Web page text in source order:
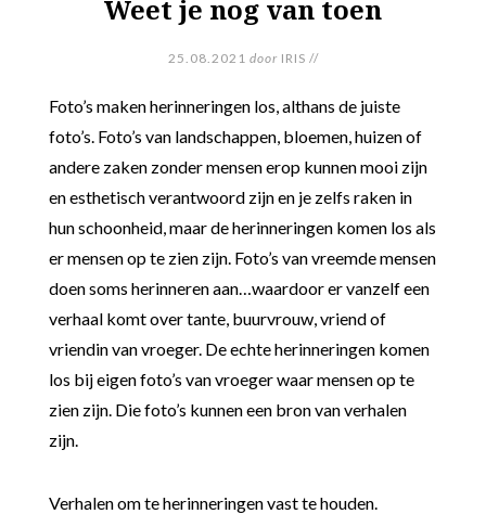
Weet je nog van toen
25.08.2021 door IRIS //
Foto’s maken herinneringen los, althans de juiste
foto’s. Foto’s van landschappen, bloemen, huizen of
andere zaken zonder mensen erop kunnen mooi zijn
en esthetisch verantwoord zijn en je zelfs raken in
hun schoonheid, maar de herinneringen komen los als
er mensen op te zien zijn. Foto’s van vreemde mensen
doen soms herinneren aan…waardoor er vanzelf een
verhaal komt over tante, buurvrouw, vriend of
vriendin van vroeger. De echte herinneringen komen
los bij eigen foto’s van vroeger waar mensen op te
zien zijn. Die foto’s kunnen een bron van verhalen
zijn.
Verhalen om te herinneringen vast te houden.